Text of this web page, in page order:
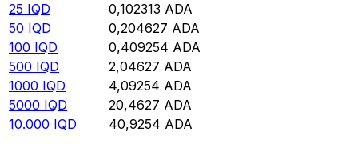
25 IQD 0,102313 ADA
50 IQD 0,204627 ADA
100 IQD 0,409254 ADA
500 IQD 2,04627 ADA
1000 IQD 4,09254 ADA
5000 IQD 20,4627 ADA
10.000 IQD 40,9254 ADA